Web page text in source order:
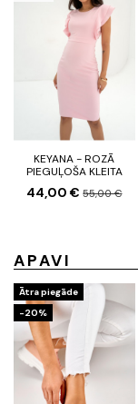
KEYANA - ROZĀ
PIEGUĻOŠA KLEITA
44,00 €55,00 €
APAVI
Ātra piegāde
-20%